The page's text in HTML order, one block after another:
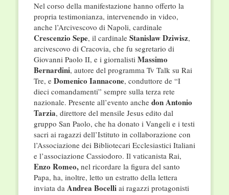
Nel corso della manifestazione hanno offerto la
propria testimonianza, intervenendo in video,
anche l’Arcivescovo di Napoli, cardinale
Crescenzio Sepe, il cardinale Stanislaw Dziwisz,
arcivescovo di Cracovia, che fu segretario di
Giovanni Paolo II, e i giornalisti Massimo
Bernardini, autore del programma Tv Talk su Rai
Tre, e Domenico Iannacone, conduttore de “I
dieci comandamenti” sempre sulla terza rete
nazionale. Presente all’evento anche don Antonio
Tarzia, direttore del mensile Jesus edito dal
gruppo San Paolo, che ha donato i Vangeli e i testi
sacri ai ragazzi dell’Istituto in collaborazione con
l’Associazione dei Bibliotecari Ecclesiastici Italiani
e l’associazione Cassiodoro. Il vaticanista Rai,
Enzo Romeo, nel ricordare la figura del santo
Papa, ha, inoltre, letto un estratto della lettera
inviata daAndrea Bocelli ai ragazzi protagonisti